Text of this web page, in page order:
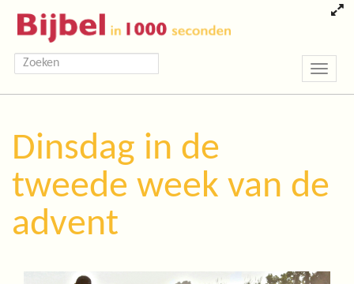
Toggle
Dinsdag in de
tweede week van de
advent